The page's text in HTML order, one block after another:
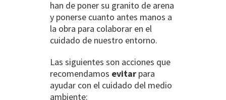
han de poner su granito de arena
y ponerse cuanto antes manos a
la obra para colaborar en el
cuidado de nuestro entorno.
Las siguientes son acciones que
recomendamos evitarpara
ayudar con el cuidado del medio
ambiente: